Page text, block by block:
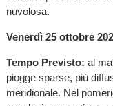
nuvolosa.
Venerdì 25 ottobre
Tempo Previsto: al
piogge sparse, più
meridionale. Nel